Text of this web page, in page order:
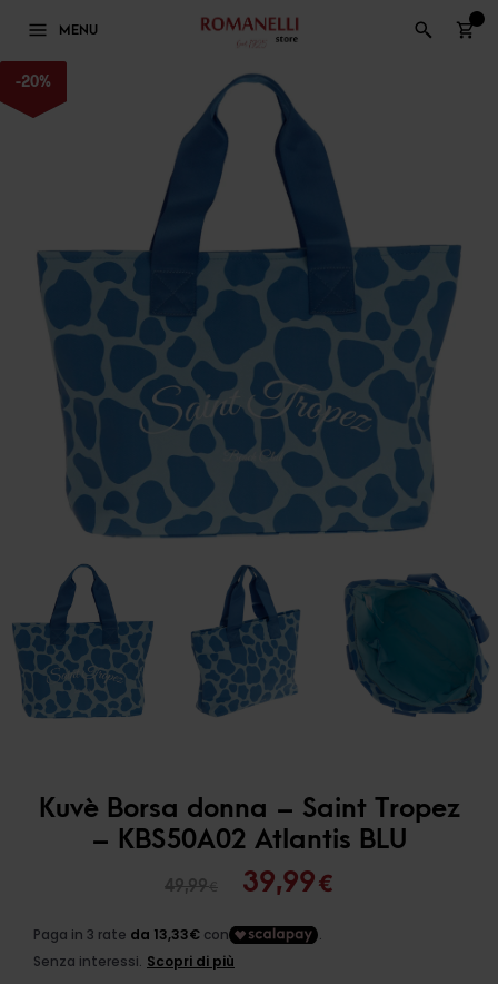
MENU
-20%
Kuvè Borsa donna – Saint Tropez
– KBS50A02 Atlantis BLU
49,99€
Il
originale
39,99€